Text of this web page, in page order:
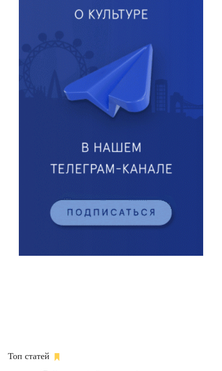
Топ статей